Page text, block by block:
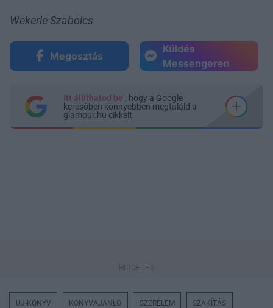
Wekerle Szabolcs
Megosztás
Küldés
Messengeren
Itt állíthatod be , hogy a Google
keresőben könnyebben megtaláld a
glamour.hu cikkeit
UJ-KONYV KONYVAJANLO SZERELEM SZAKÍTÁS